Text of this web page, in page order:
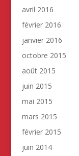
avril 2016
février 2016
janvier 2016
octobre 2015
août 2015
juin 2015
mai 2015
mars 2015
février 2015
juin 2014